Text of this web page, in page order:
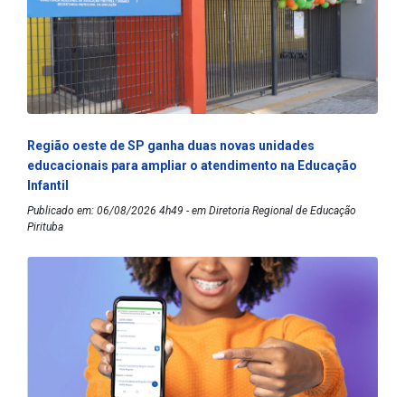
Região oeste de SP ganha duas novas unidades
educacionais para ampliar o atendimento na Educação
Infantil
Publicado em: 06/08/2026 4h49 - em Diretoria Regional de Educação
Pirituba